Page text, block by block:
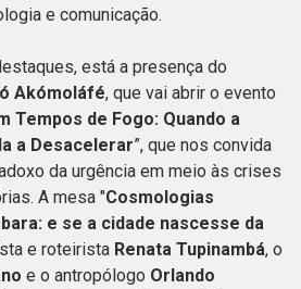
e comunicação.
está a presença do
Akómoláfé, que vai abrir o evento
Tempos de Fogo: Quando a
a Desacelerar”, que nos convida
da urgência em meio às crises
A mesa "Cosmologias
e se a cidade nascesse da
e roteirista Renata Tupinambá, o
e o antropólogo Orlando